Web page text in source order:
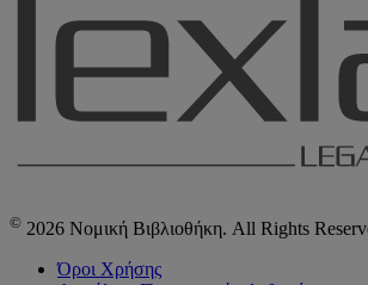
© 2026 Νομική Βιβλιοθήκη. All Rights
Όροι Χρήσης